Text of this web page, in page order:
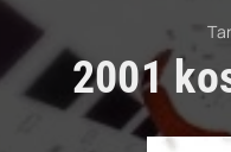
2001